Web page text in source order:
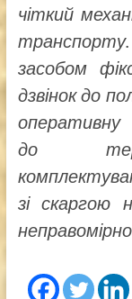
чіткий
засобом
дзвінок до
до
зі скаргою